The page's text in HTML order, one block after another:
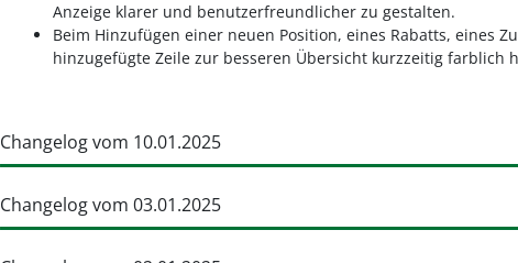
Anzeige klarer und benutzerfreundlicher zu gestalten.
Beim Hinzufügen einer neuen Position, eines Rabatts, eines
hinzugefügte Zeile zur besseren Übersicht kurzzeitig farblich
Changelog vom 10.01.2025
Changelog vom 03.01.2025